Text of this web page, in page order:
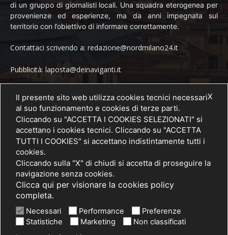
di un gruppo di giornalisti locali. Una squadra eterogenea per
provenienze ed esperienze, ma da anni impegnata sul
territorio con l’obiettivo di informare correttamente.
Contattaci scrivendo a: redazione@nordmilano24.it
Pubblicità: laposta@deinaviganti.it
SEGUICI
X
Il presente sito web utilizza cookies tecnici necessari
al suo funzionamento e cookies di terze parti.
Cliccando su "ACCETTA I COOKIES SELEZIONATI" si
accettano i cookies tecnici. Cliccando su "ACCETTA
TUTTI I COOKIES" si accettano indistintamente tutti i
cookies.
Cliccando sulla "X" di chiudi si accetta di proseguire la
navigazione senza cookies.
Clicca qui per visionare la cookies policy
completa.
Necessari Performance
Preferenze
Statistiche
Marketing
Non classificati